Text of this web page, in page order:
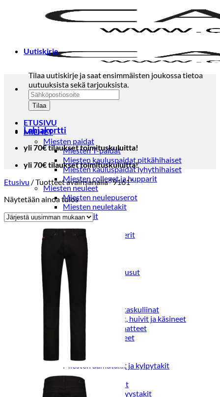
ETUSIVU
MIEHET
Miesten paidat
Miesten T-paidat
Miesten kauluspaidat pitkähihaiset
Miesten kauluspaidat lyhythihaiset
Miesten colleget ja hupparit
Miesten neuleet
Miesten neulepuserot
Miesten neuletakit
Puvut ja blazerit
Puvut
Puvuntakit ja blazerit
Miesten housut
Miesten housut
Miesten farkut
Miesten collegehousut
Miesten shortsit
Miesten asusteet
Vyöt ja olkaimet
Solmiot, rusetit ja taskuliinat
Miesten päähineet, huivit ja käsineet
Miesten yöasut ja alusvaatteet
Miesten alusvaatteet
Miesten sukat
Miesten yöasut
Miesten aamutakit ja kylpytakit
Miesten takit
Miesten nahkatakit
Miesten kevät-ja syystakit
Uutiskirje
Tilaa uutiskirje ja saat ensimmäisten joukossa tietoa
uutuuksista sekä tarjouksista.
Lahjakortti
yli 70€ tilaukset toimituskuluitta!
yli 70€ tilaukset toimituskuluitta!
Etusivu /Tuotteet avainsanalla “9161”
Näytetään ainoa tulos